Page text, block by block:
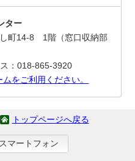
ター
町14-8 1階（窓口収納部
：018-865-3920
をご利用ください。
トップページへ戻る
スマートフォン